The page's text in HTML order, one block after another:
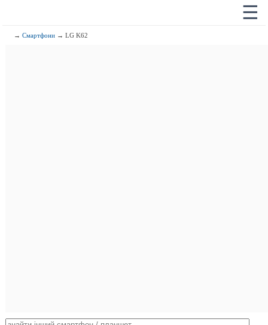
☰
→Смартфони → LG K62